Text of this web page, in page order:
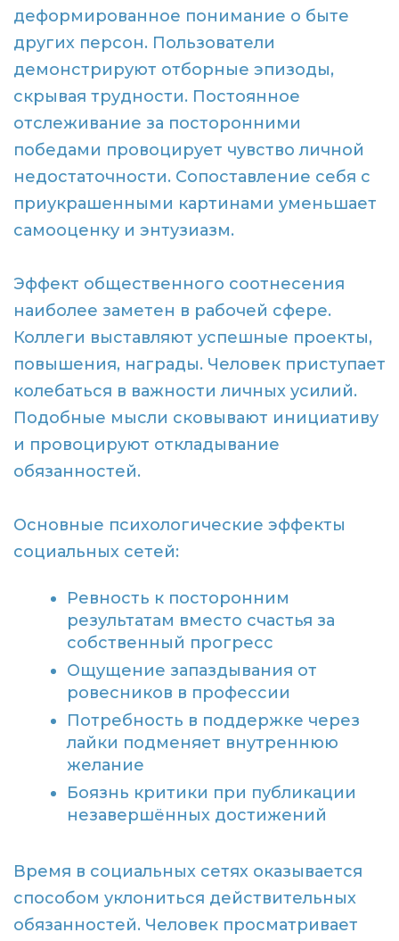
деформированное понимание о быте
других персон. Пользователи
демонстрируют отборные эпизоды,
скрывая трудности. Постоянное
отслеживание за посторонними
победами провоцирует чувство личной
недостаточности. Сопоставление себя с
приукрашенными картинами уменьшает
самооценку и энтузиазм.
Эффект общественного соотнесения
наиболее заметен в рабочей сфере.
Коллеги выставляют успешные проекты,
повышения, награды. Человек приступает
колебаться в важности личных усилий.
Подобные мысли сковывают инициативу
и провоцируют откладывание
обязанностей.
Основные психологические эффекты
социальных сетей:
Ревность к посторонним
результатам вместо счастья за
собственный прогресс
Ощущение запаздывания от
ровесников в профессии
Потребность в поддержке через
лайки подменяет внутреннюю
желание
Боязнь критики при публикации
незавершённых достижений
Время в социальных сетях оказывается
способом уклониться действительных
обязанностей. Человек просматривает